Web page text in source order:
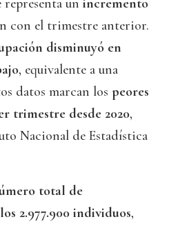
representa un incremento
con el trimestre anterior.
disminuyó en
, equivalente a una
datos marcan los peores
trimestre desde 2020,
Nacional de Estadística
total de
2.977.900 individuos,